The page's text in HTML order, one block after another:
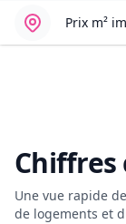
Prix m²
Chiffres
Une vue rapide
de logements et